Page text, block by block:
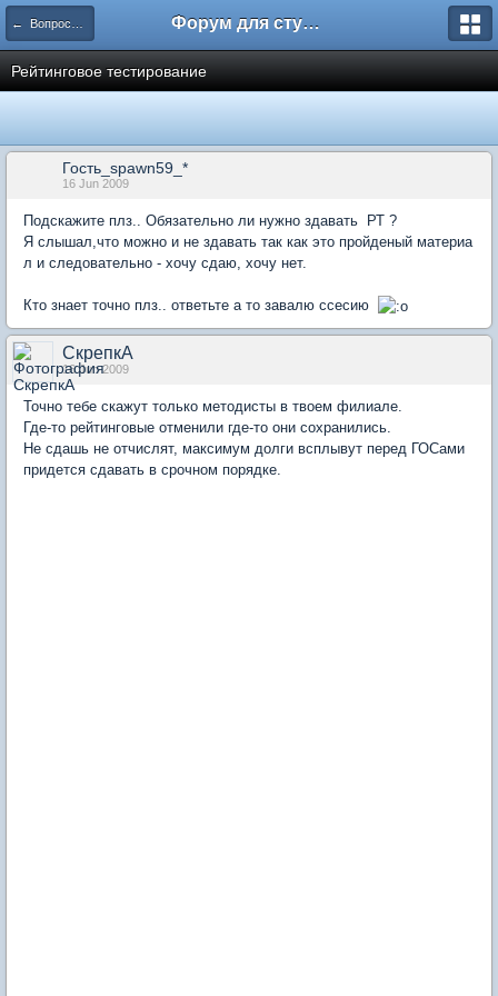
← Вопросы и ответы Форум для студента СГА
Рейтинговое тестирование
Гость_spawn59_*
16 Jun 2009
Подскажите плз.. Обязательно ли нужно здавать РТ ?
Я слышал,что можно и не здавать так как это пройденый материа
л и следовательно - хочу сдаю, хочу нет.
Кто знает точно плз.. ответьте а то завалю ссесию
СкрепкА
16 Jun 2009
Точно тебе скажут только методисты в твоем филиале.
Где-то рейтинговые отменили где-то они сохранились.
Не сдашь не отчислят, максимум долги всплывут перед ГОСами
придется сдавать в срочном порядке.